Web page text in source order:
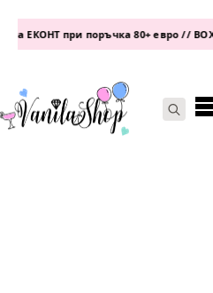
ЕКОНТ при поръчка 80+ евро // BOX